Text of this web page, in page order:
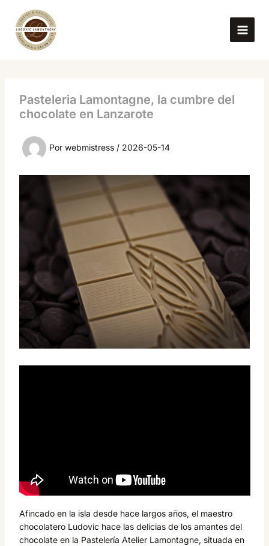
contenido
Pasteleria Lamontagne, la cumbre del
chocolate en Lanzarote
Por webmistress / 2026-05-14
Afincado en la isla desde hace largos años, el maestro
chocolatero Ludovic hace las delicias de los amantes del
chocolate en la Pastelería Atelier Lamontagne, situada en